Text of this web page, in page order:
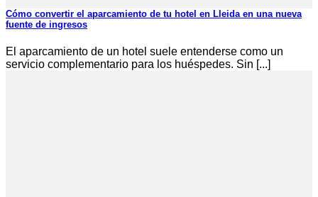
Cómo convertir el aparcamiento de tu hotel en Lleida en una nueva
fuente de ingresos
El aparcamiento de un hotel suele entenderse como un
servicio complementario para los huéspedes. Sin [...]